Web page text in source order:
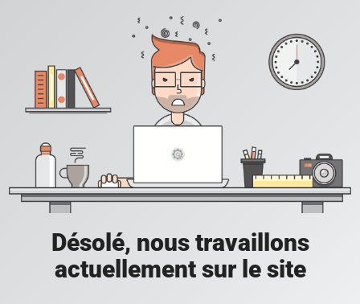
Désolé, nous travaillons
actuellement sur le site